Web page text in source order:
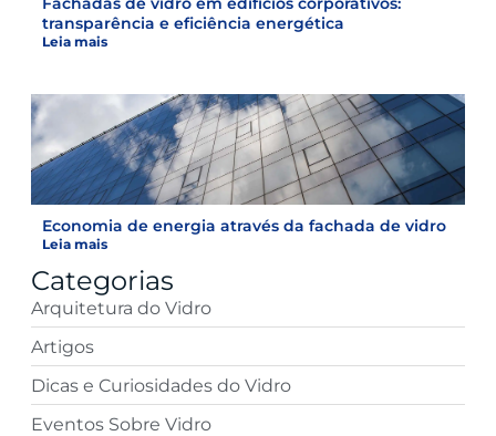
transparência e eficiência energética
Leia mais
Economia de energia através da fachada de vidro
Leia mais
Categorias
Arquitetura do Vidro
Artigos
Dicas e Curiosidades do Vidro
Eventos Sobre Vidro